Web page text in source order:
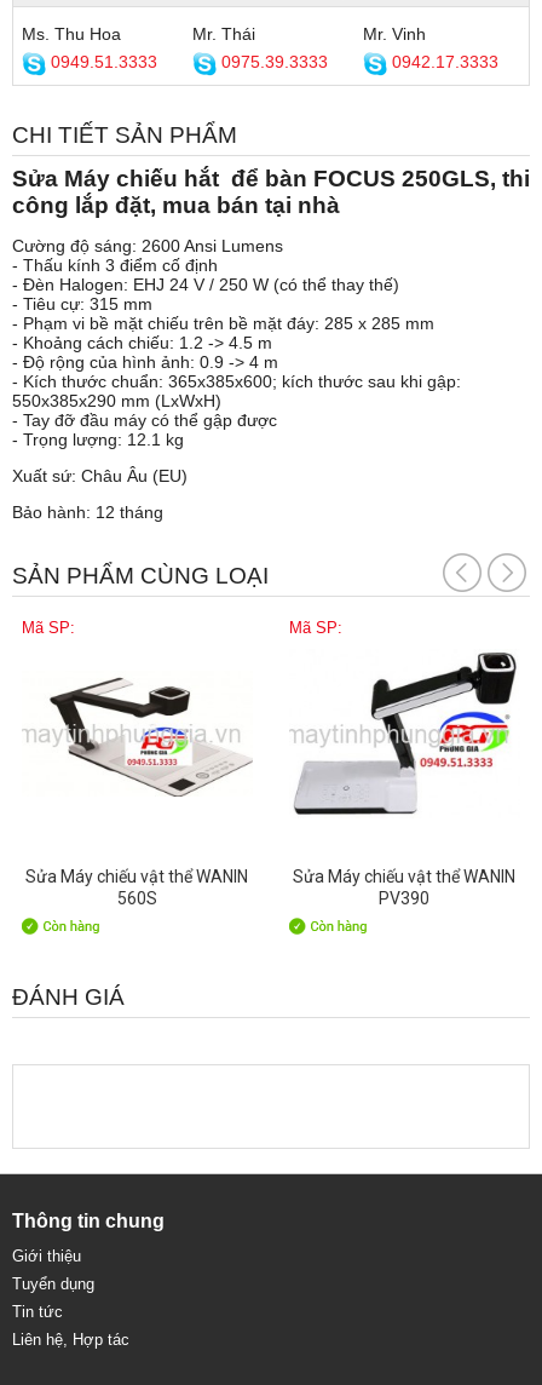
Ms. Thu Hoa
0949.51.3333
Mr. Thái
0975.39.3333
Mr. Vinh
0942.17.3333
CHI TIẾT SẢN PHẨM
Sửa Máy chiếu hắt để bàn FOCUS 250GLS, thi
công lắp đặt, mua bán tại nhà
Cường độ sáng: 2600 Ansi Lumens
- Thấu kính 3 điểm cố định
- Đèn Halogen: EHJ 24 V / 250 W (có thể thay thế)
- Tiêu cự: 315 mm
- Phạm vi bề mặt chiếu trên bề mặt đáy: 285 x 285 mm
- Khoảng cách chiếu: 1.2 -> 4.5 m
- Độ rộng của hình ảnh: 0.9 -> 4 m
- Kích thước chuẩn: 365x385x600; kích thước sau khi gập:
550x385x290 mm (LxWxH)
- Tay đỡ đầu máy có thể gập được
- Trọng lượng: 12.1 kg
Xuất sứ: Châu Âu (EU)
Bảo hành: 12 tháng
SẢN PHẨM CÙNG LOẠI
Mã SP:
Sửa Máy chiếu vật thể WANIN
560S
Mã SP:
Sửa Máy chiếu vật thể WANIN
PV390
ĐÁNH GIÁ
Thông tin chung
Giới thiệu
Tuyển dụng
Tin tức
Liên hệ, Hợp tác